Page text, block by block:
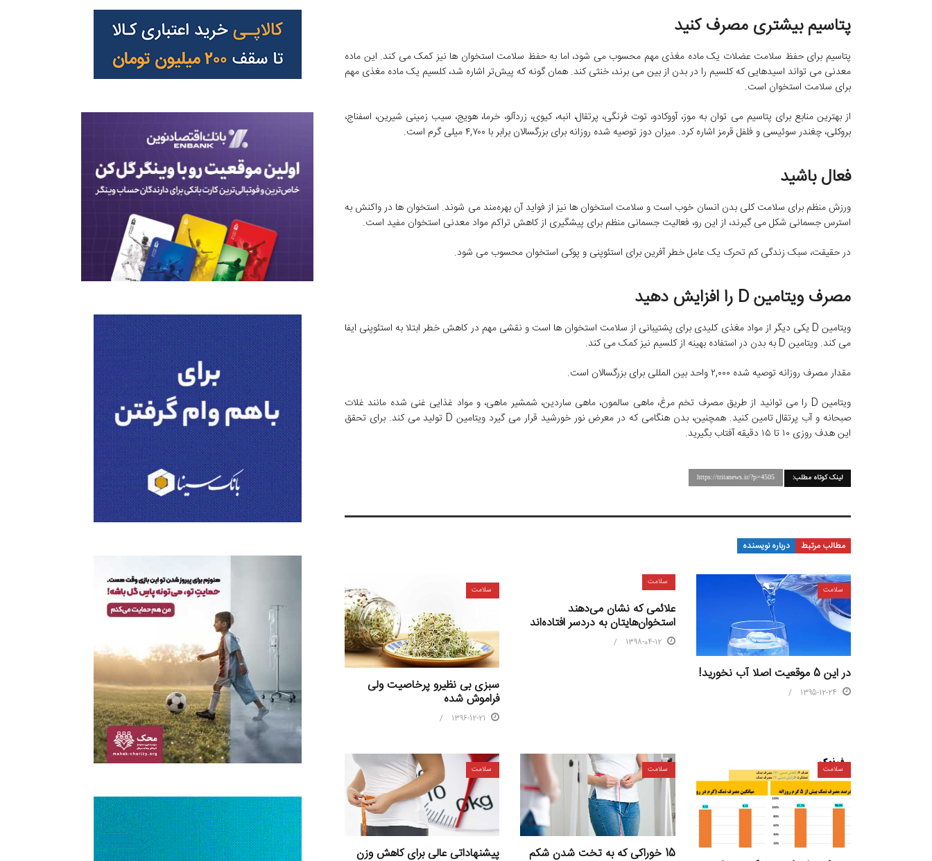
پتاسیم بیشتری مصرف کنید
پتاسیم برای حفظ سلامت عضلات یک ماده مغذی مهم محسوب می شود، اما به حفظ سلامت استخوان ها نیز کمک می کند. این ماده
معدنی می تواند اسیدهایی که کلسیم را در بدن از بین می برند، خنثی کند. همان گونه که پیش‌تر اشاره شد، کلسیم یک ماده مغذی مهم
برای سلامت استخوان است.
از بهترین منابع برای پتاسیم می توان به موز، آووکادو، توت فرنگی، پرتقال، انبه، کیوی، زردآلو، خرما، هویج، سیب زمینی شیرین، اسفناج،
بروکلی، چغندر سوئیسی و فلفل قرمز اشاره کرد. میزان دوز توصیه شده روزانه برای بزرگسالان برابر با ۴,۷۰۰ میلی گرم است.
فعال باشید
ورزش منظم برای سلامت کلی بدن انسان خوب است و سلامت استخوان ها نیز از فواید آن بهره‌مند می شوند. استخوان ها در واکنش به
استرس جسمانی شکل می گیرند، از این رو، فعالیت جسمانی منظم برای پیشگیری از کاهش تراکم مواد معدنی استخوان مفید است.
در حقیقت، سبک زندگی کم تحرک یک عامل خطر آفرین برای استئوپنی و پوکی استخوان محسوب می شود.
مصرف ویتامین D را افزایش دهید
ویتامین D یکی دیگر از مواد مغذی کلیدی برای پشتیبانی از سلامت استخوان ها است و نقشی مهم در کاهش خطر ابتلا به استئوپنی ایفا
می کند. ویتامین D به بدن در استفاده بهینه از کلسیم نیز کمک می کند.
مقدار مصرف روزانه توصیه شده ۲,۰۰۰ واحد بین المللی برای بزرگسالان است.
ویتامین D را می توانید از طریق مصرف تخم مرغ، ماهی سالمون، ماهی ساردین، شمشیر ماهی، و مواد غذایی غنی شده مانند غلات
صبحانه و آب پرتقال تامین کنید. همچنین، بدن هنگامی که در معرض نور خورشید قرار می گیرد ویتامین D تولید می کند. برای تحقق
این هدف روزی ۱۰ تا ۱۵ دقیقه آفتاب بگیرید.
لینک کوتاه مطلب: https://tritanews.ir/?p=4505
مطالب مرتبط درباره نویسنده
سلامت
در این 5 موقعیت اصلا آب نخورید!
1395-12-24
سلامت
علائمی که نشان می‌دهند
استخوان‌هایتان به دردسر افتاده‌اند
1398-04-12
سلامت
سبزی بی نظیرو پرخاصیت ولی
فراموش شده
1396-12-21
سلامت سلامت
15 خوراکی که به تخت شدن شکم
سلامت
پیشنهاداتی عالی برای کاهش وزن